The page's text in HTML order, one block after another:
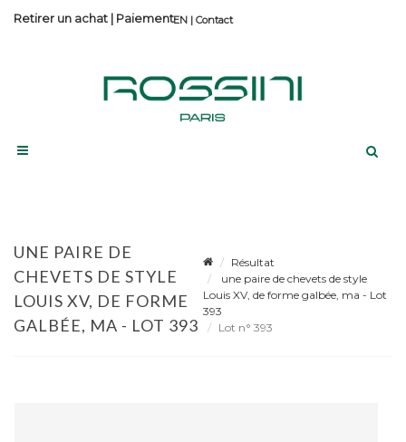
Contact
Retirer un achat | Paiement
UNE PAIRE DE
CHEVETS DE STYLE
LOUIS XV, DE FORME
GALBÉE, MA - LOT 393
Résultat
une paire de chevets de style
Louis XV, de forme galbée, ma - Lot
393
Lot n° 393